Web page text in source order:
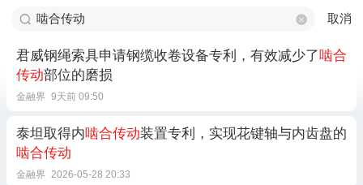
取消
君威钢绳索具申请钢缆收卷设备专利，有效减少了啮合
传动部位的磨损
金融界 9天前 09:50
泰坦取得内啮合传动装置专利，实现花键轴与内齿盘的
啮合传动
金融界 2026-05-28 20:33